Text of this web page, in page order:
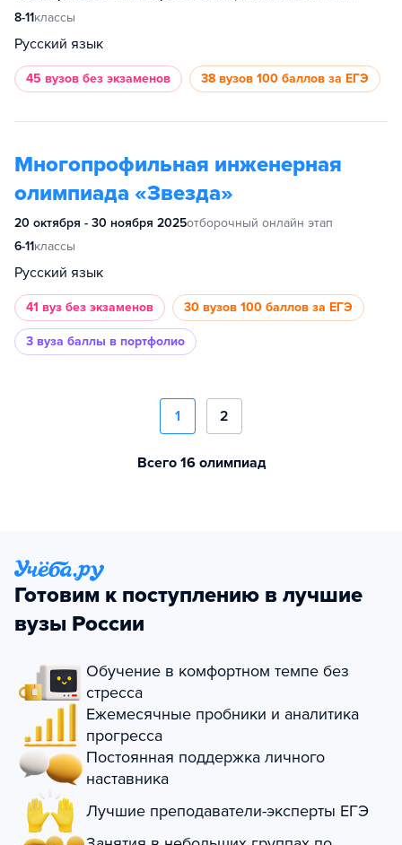
8-11классы
Русский язык
45 вузов без экзаменов 38 вузов 100 баллов за ЕГЭ
Многопрофильная инженерная
олимпиада «Звезда»
20 октября - 30 ноября 2025отборочный онлайн этап
6-11классы
Русский язык
41 вуз без экзаменов 30 вузов 100 баллов за ЕГЭ
3 вуза баллы в портфолио
1 2
Всего 16 олимпиад
Готовим к поступлению в лучшие
вузы России
Обучение в комфортном темпе без
стресса
Ежемесячные пробники и аналитика
прогресса
Постоянная поддержка личного
наставника
Лучшие преподаватели-эксперты ЕГЭ